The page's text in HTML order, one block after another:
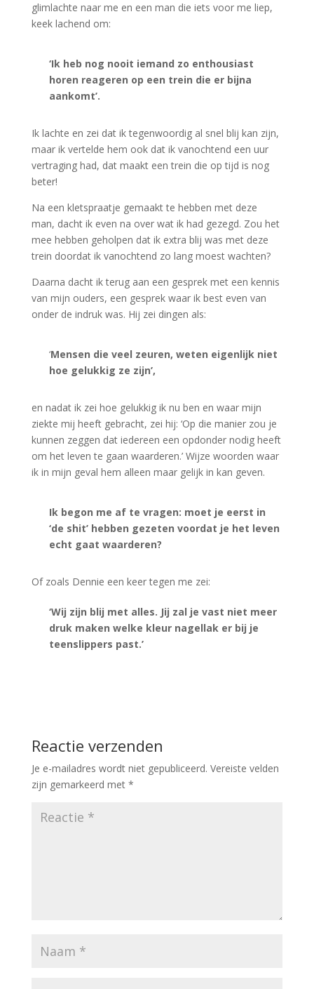
glimlachte naar me en een man die iets voor me liep,
keek lachend om:
‘Ik heb nog nooit iemand zo enthousiast
horen reageren op een trein die er bijna
aankomt’.
Ik lachte en zei dat ik tegenwoordig al snel blij kan zijn,
maar ik vertelde hem ook dat ik vanochtend een uur
vertraging had, dat maakt een trein die op tijd is nog
beter!
Na een kletspraatje gemaakt te hebben met deze
man, dacht ik even na over wat ik had gezegd. Zou het
mee hebben geholpen dat ik extra blij was met deze
trein doordat ik vanochtend zo lang moest wachten?
Daarna dacht ik terug aan een gesprek met een kennis
van mijn ouders, een gesprek waar ik best even van
onder de indruk was. Hij zei dingen als:
‘Mensen die veel zeuren, weten eigenlijk niet
hoe gelukkig ze zijn’,
en nadat ik zei hoe gelukkig ik nu ben en waar mijn
ziekte mij heeft gebracht, zei hij: ‘Op die manier zou je
kunnen zeggen dat iedereen een opdonder nodig heeft
om het leven te gaan waarderen.’ Wijze woorden waar
ik in mijn geval hem alleen maar gelijk in kan geven.
Ik begon me af te vragen: moet je eerst in
‘de shit’ hebben gezeten voordat je het leven
echt gaat waarderen?
Of zoals Dennie een keer tegen me zei:
‘Wij zijn blij met alles. Jij zal je vast niet meer
druk maken welke kleur nagellak er bij je
teenslippers past.’
Reactie verzenden
Je e-mailadres wordt niet gepubliceerd. Vereiste velden
zijn gemarkeerd met *